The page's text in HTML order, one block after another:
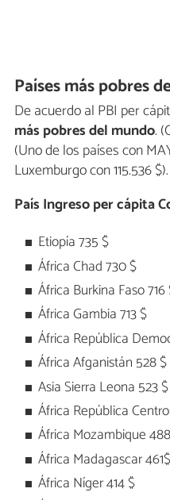
Países más pobres
De acuerdo al PBI per
más pobres del mundo.
(Uno de los países con
Luxemburgo con 115.536 $).
País Ingreso per cápita
Etiopía 735 $
África Chad 730 $
África Burkina Faso 716
África Gambia 713 $
África República
África Afganistán 528 $
Asia Sierra Leona 523 $
África República
África Mozambique
África Madagascar 461$
África Níger 414 $